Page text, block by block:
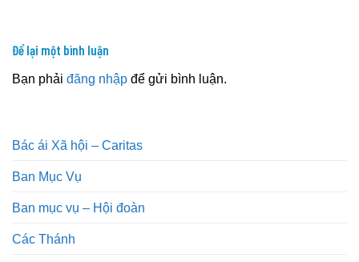
Để lại một bình luận
Bạn phải đăng nhập để gửi bình luận.
Bác ái Xã hội – Caritas
Ban Mục Vụ
Ban mục vụ – Hội đoàn
Các Thánh